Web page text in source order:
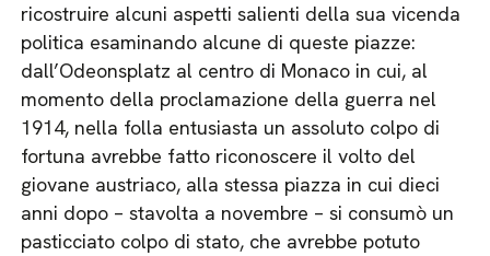
ricostruire alcuni aspetti salienti della sua vicenda
politica esaminando alcune di queste piazze:
dall’Odeonsplatz al centro di Monaco in cui, al
momento della proclamazione della guerra nel
1914, nella folla entusiasta un assoluto colpo di
fortuna avrebbe fatto riconoscere il volto del
giovane austriaco, alla stessa piazza in cui dieci
anni dopo – stavolta a novembre – si consumò un
pasticciato colpo di stato, che avrebbe potuto